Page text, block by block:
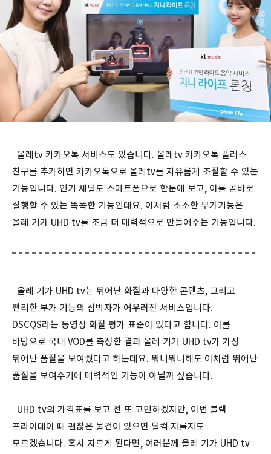
올레tv 카카오톡 서비스도 있습니다. 올레tv 카카오톡 플러스
친구를 추가하면 카카오톡으로 올레tv를 자유롭게 조절할 수 있는
기능입니다. 인기 채널도 스마트폰으로 한눈에 보고, 이를 곧바로
실행할 수 있는 똑똑한 기능인데요. 이처럼 소소한 부가기능은
올레 기가 UHD tv를 조금 더 매력적으로 만들어주는 기능입니다.
올레 기가 UHD tv는 뛰어난 화질과 다양한 콘텐츠, 그리고
편리한 부가 기능의 삼박자가 어우러진 서비스입니다.
DSCQS라는 동영상 화질 평가 표준이 있다고 합니다. 이를
바탕으로 국내 VOD를 측정한 결과 올레 기가 UHD tv가 가장
뛰어난 품질을 보여줬다고 하는데요. 뭐니뭐니해도 이처럼 뛰어난
품질을 보여주기에 매력적인 기능이 아닐까 싶습니다.
UHD tv의 가격표를 보고 전 또 고민하겠지만, 이번 블랙
프라이데이 때 괜찮은 물건이 있으면 덜컥 지를지도
모르겠습니다. 혹시 지르게 된다면, 여러분께 올레 기가 UHD tv